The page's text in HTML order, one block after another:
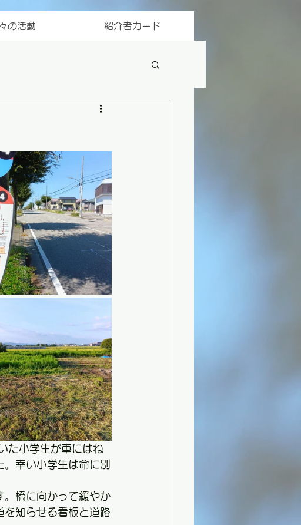
の活動 紹介者カード
た小学生が車にはね
幸い小学生は命に別
橋に向かって緩やか
を知らせる看板と道路